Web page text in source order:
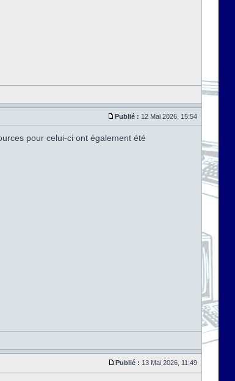
Publié : 12 Mai 2026, 15:54
pour celui-ci ont également été
Publié : 13 Mai 2026, 11:49